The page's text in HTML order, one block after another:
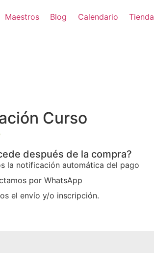
Maestros Blog Calendario Tienda
Curso
después de la compra?
la notificación automática del pago
por WhatsApp
el envío y/o inscripción.